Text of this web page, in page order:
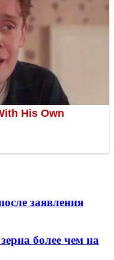
заявления
более чем на